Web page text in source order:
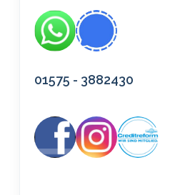
01575 - 3882430